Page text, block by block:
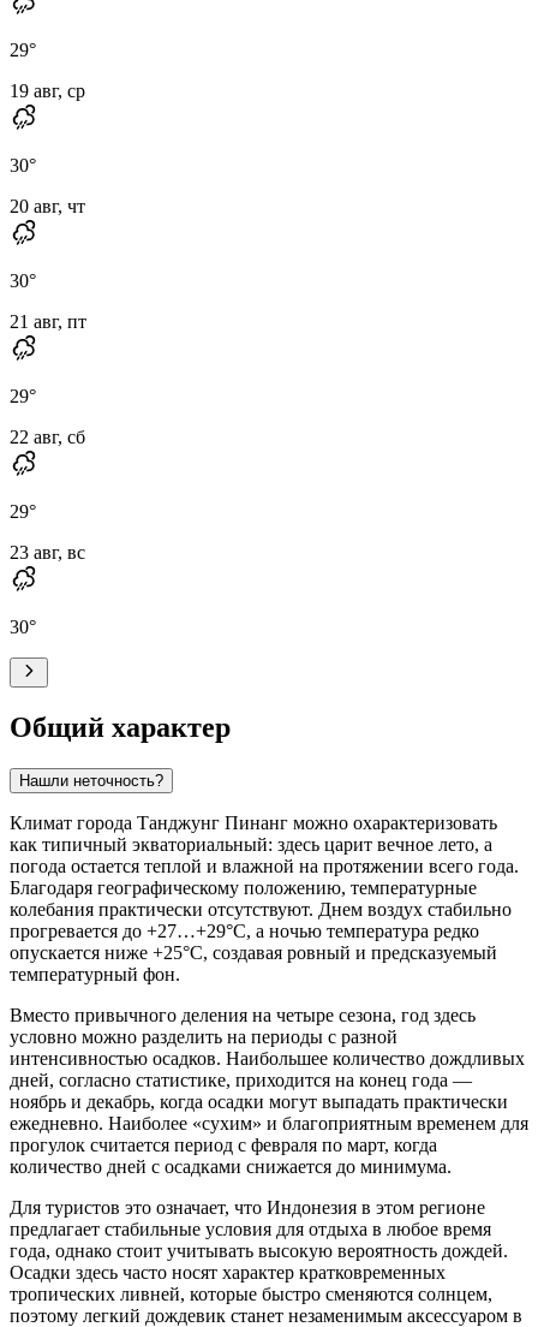
29°
19 авг, ср
30°
20 авг, чт
30°
21 авг, пт
29°
22 авг, сб
29°
23 авг, вс
30°
Общий характер
Нашли неточность?
Климат города Танджунг Пинанг можно охарактеризовать
как типичный экваториальный: здесь царит вечное лето, а
погода остается теплой и влажной на протяжении всего года.
Благодаря географическому положению, температурные
колебания практически отсутствуют. Днем воздух стабильно
прогревается до +27…+29°C, а ночью температура редко
опускается ниже +25°C, создавая ровный и предсказуемый
температурный фон.
Вместо привычного деления на четыре сезона, год здесь
условно можно разделить на периоды с разной
интенсивностью осадков. Наибольшее количество дождливых
дней, согласно статистике, приходится на конец года —
ноябрь и декабрь, когда осадки могут выпадать практически
ежедневно. Наиболее «сухим» и благоприятным временем для
прогулок считается период с февраля по март, когда
количество дней с осадками снижается до минимума.
Для туристов это означает, что Индонезия в этом регионе
предлагает стабильные условия для отдыха в любое время
года, однако стоит учитывать высокую вероятность дождей.
Осадки здесь часто носят характер кратковременных
тропических ливней, которые быстро сменяются солнцем,
поэтому легкий дождевик станет незаменимым аксессуаром в